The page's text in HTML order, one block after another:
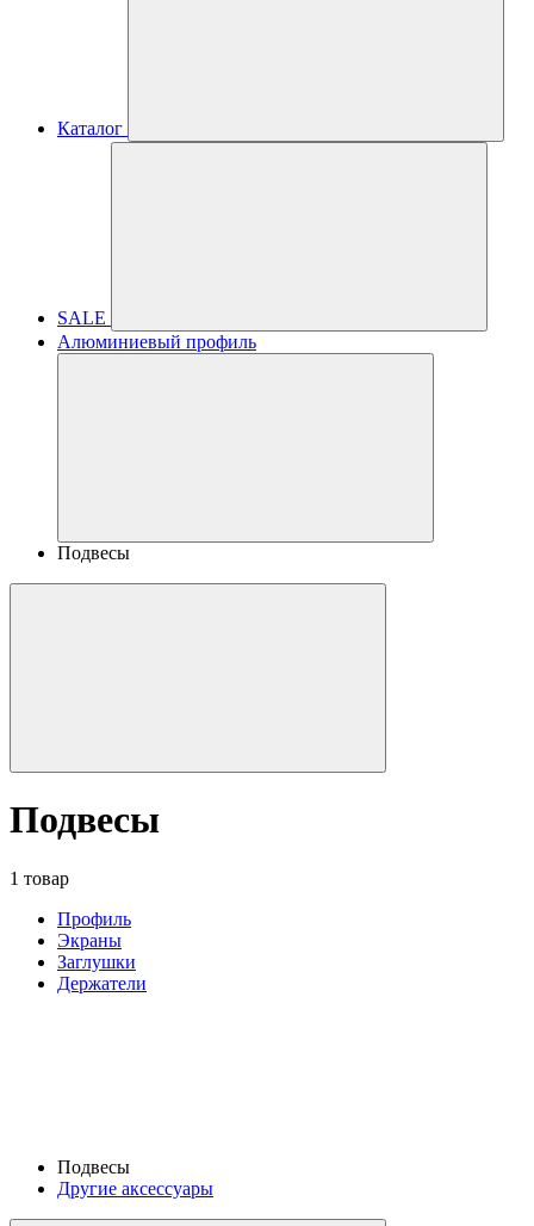
Каталог
SALE
Алюминиевый профиль
Подвесы
Подвесы
1 товар
Профиль
Экраны
Заглушки
Держатели
Подвесы
Другие аксессуары